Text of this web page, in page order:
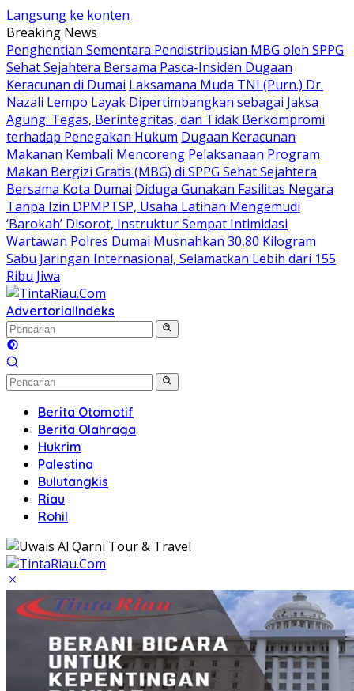
Langsung ke konten
Breaking News
Penghentian Sementara Pendistribusian MBG oleh SPPG
Sehat Sejahtera Bersama Pasca-Insiden Dugaan
Keracunan di Dumai Laksamana Muda TNI (Purn.) Dr.
Nazali Lempo Layak Dipertimbangkan sebagai Jaksa
Agung: Tegas, Berintegritas, dan Tidak Berkompromi
terhadap Penegakan Hukum Dugaan Keracunan
Makanan Kembali Mencoreng Pelaksanaan Program
Makan Bergizi Gratis (MBG) di SPPG Sehat Sejahtera
Bersama Kota Dumai Diduga Gunakan Fasilitas Negara
Tanpa Izin DPMPTSP, Usaha Latihan Mengemudi
‘Barokah’ Disorot, Instruktur Sempat Intimidasi
Wartawan Polres Dumai Musnahkan 30,80 Kilogram
Sabu Jaringan Internasional, Selamatkan Lebih dari 155
Ribu Jiwa
AdvertorialIndeks
Berita Otomotif
Berita Olahraga
Hukrim
Palestina
Bulutangkis
Riau
Rohil